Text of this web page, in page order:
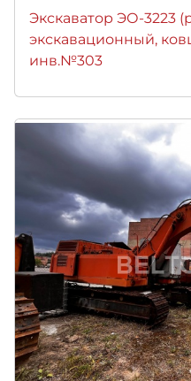
Экскаватор ЭО-3223
экскавационный,
инв.№303